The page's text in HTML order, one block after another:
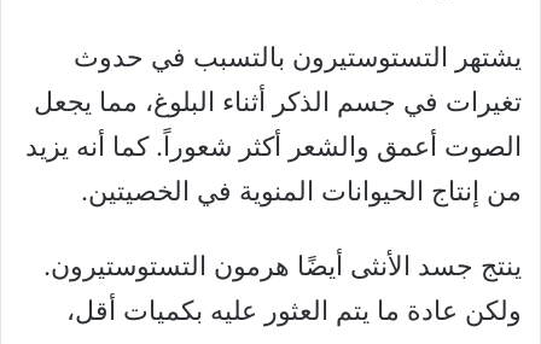
يشتهر التستوستيرون بالتسبب في حدوث
تغيرات في جسم الذكر أثناء البلوغ، مما يجعل
الصوت أعمق والشعر أكثر شعوراً. كما أنه يزيد
من إنتاج الحيوانات المنوية في الخصيتين.
ينتج جسد الأنثى أيضًا هرمون التستوستيرون.
ولكن عادة ما يتم العثور عليه بكميات أقل،